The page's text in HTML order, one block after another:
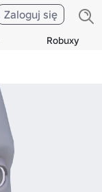
Robuxy
Zaloguj się